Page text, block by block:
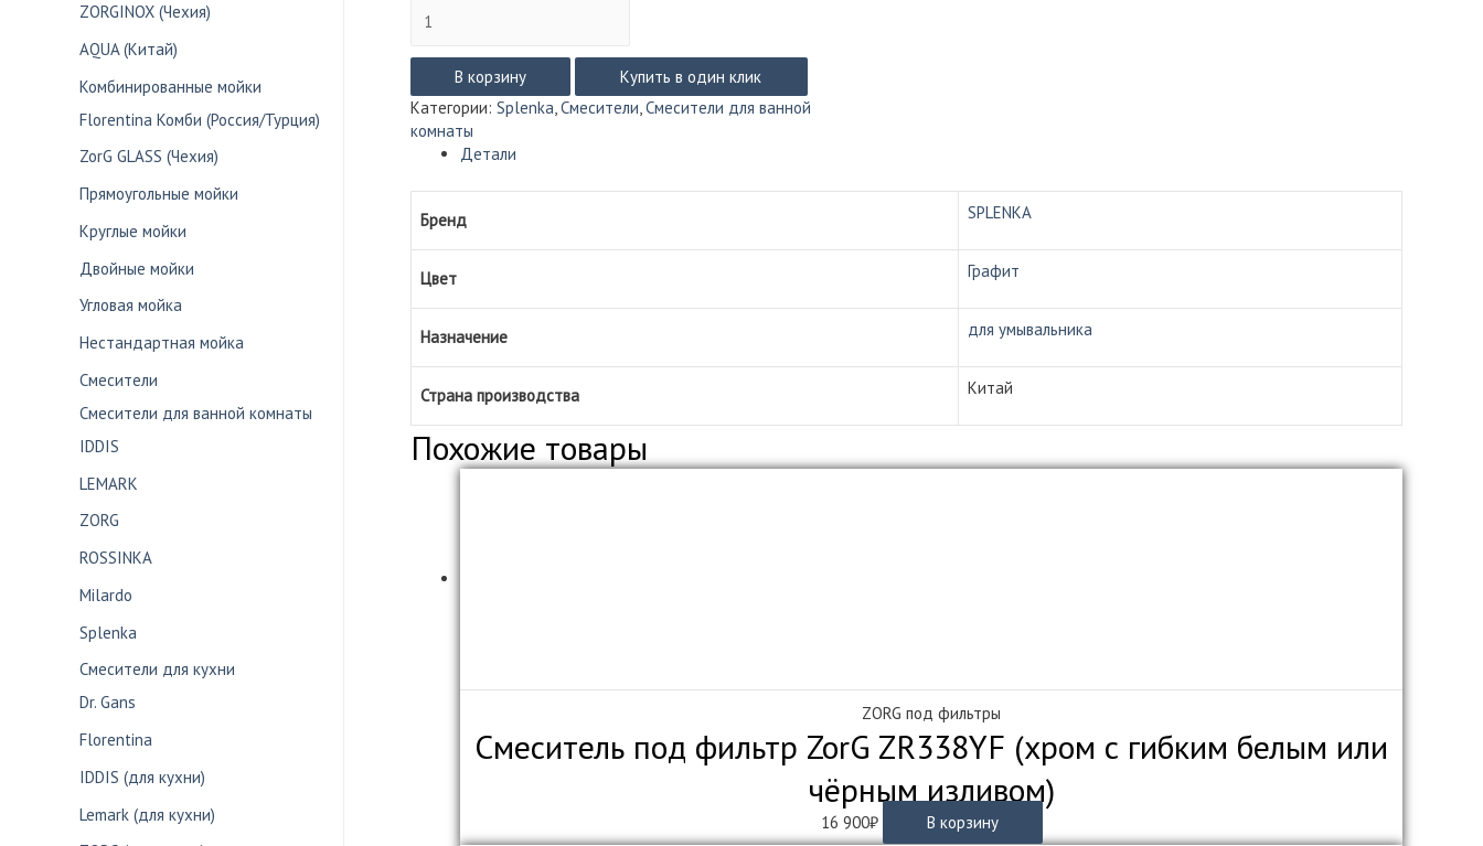
ZORGINOX (Чехия)
AQUA (Китай)
Комбинированные мойки
Florentina Комби (Россия/Турция)
ZorG GLASS (Чехия)
Прямоугольные мойки
Круглые мойки
Двойные мойки
Угловая мойка
Нестандартная мойка
Смесители
Смесители для ванной комнаты
IDDIS
LEMARK
ZORG
ROSSINKA
Milardo
Splenka
Смесители для кухни
Dr. Gans
Florentina
IDDIS (для кухни)
Lemark (для кухни)
товара
Смеситель
SPLENKA
S222.15
умывальника
высокий
(графит)
В корзину
Купить в один клик
Категории: Splenka,Смесители,Смесители для ванной
комнаты
Детали
Бренд SPLENKA
Цвет Графит
Назначение для умывальника
Страна производства Китай
Похожие товары
ZORG под фильтры
Смеситель под фильтр ZorG ZR338YF (хром с гибким белым или
чёрным изливом)
16 900₽ В корзину